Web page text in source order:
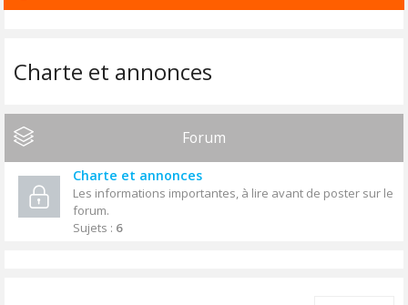
Charte et annonces
Forum
Charte et annonces
Les informations importantes, à lire avant de poster sur le
forum.
Sujets : 6